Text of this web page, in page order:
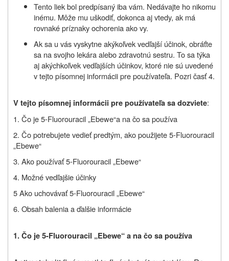
Tento liek bol predpísaný iba vám. Nedávajte ho nikomu
inému. Môže mu uškodiť, dokonca aj vtedy, ak má
rovnaké príznaky ochorenia ako vy.
Ak sa u vás vyskytne akýkoľvek vedľajší účinok, obráťte
sa na svojho lekára alebo zdravotnú sestru. To sa týka
aj akýchkoľvek vedľajších účinkov, ktoré nie sú uvedené
v tejto písomnej informácii pre používateľa. Pozri časť 4.
V tejto písomnej informácii pre používateľa sa dozviete:
1. Čo je 5-Fluorouracil „Ebewe“a na čo sa používa
2. Čo potrebujete vedieť predtým, ako použijete 5-Fluorouracil
„Ebewe“
3. Ako používať 5-Fluorouracil „Ebewe“
4. Možné vedľajšie účinky
5 Ako uchovávať 5-Fluorouracil „Ebewe“
6. Obsah balenia a ďalšie informácie
1. Čo je 5-Fluorouracil „Ebewe“ a na čo sa používa